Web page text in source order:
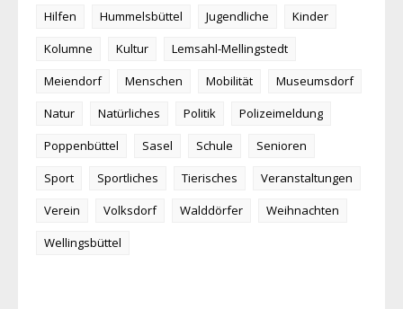
Hilfen
Hummelsbüttel Jugendliche
Kinder
Kolumne
Kultur
Lemsahl-Mellingstedt
Meiendorf
Menschen Mobilität
Museumsdorf
Natur
Natürliches Politik
Polizeimeldung
Poppenbüttel
Sasel Schule
Senioren
Sport
Sportliches Tierisches
Veranstaltungen
Verein
Volksdorf Walddörfer
Weihnachten
Wellingsbüttel